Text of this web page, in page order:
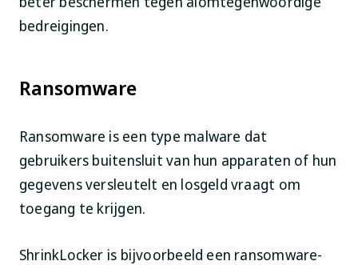
bedreigingen.
Ransomware
Ransomware is een type malware dat
gebruikers buitensluit van hun apparaten of hun
gegevens versleutelt en losgeld vraagt om
toegang te krijgen.
ShrinkLocker is bijvoorbeeld een ransomware-